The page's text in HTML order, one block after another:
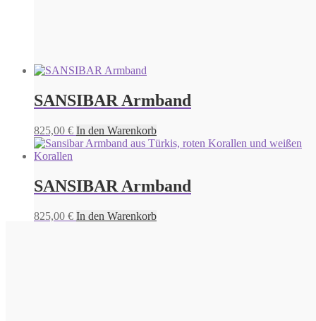
SANSIBAR Armband
825,00 € In den Warenkorb
SANSIBAR Armband
825,00 € In den Warenkorb